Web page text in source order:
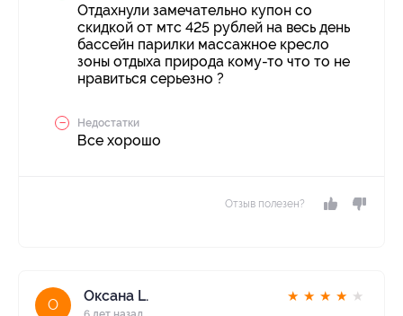
Отдахнули замечательно купон со
скидкой от мтс 425 рублей на весь день
бассейн парилки массажное кресло
зоны отдыха природа кому-то что то не
нравиться серьезно ?
Недостатки
Все хорошо
Отзыв полезен?
О
Оксана L. ★ ★ ★ ★ ★